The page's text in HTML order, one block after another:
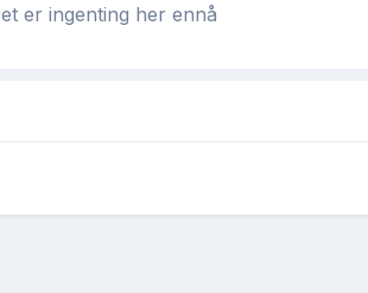
er ingenting her ennå